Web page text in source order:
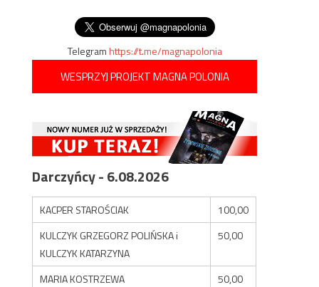
Telegramhttps://t.me/magnapolonia
WESPRZYJ PROJEKT MAGNA POLONIA
Darczyńcy - 6.08.2026
KACPER STAROŚCIAK
100,00
KULCZYK GRZEGORZ POLIŃSKA i
KULCZYK KATARZYNA
50,00
MARIA KOSTRZEWA
50,00